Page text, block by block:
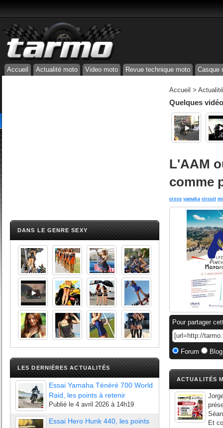
Accueil Actualité moto Video moto Revue technique moto Casque
DANS LE GENRE SEXY
LES DERNIÈRES ACTUALITÉS
Essai Yamaha Ténéré 700 World
Raid, les points à retenir
Publié le 4 avril 2026 à 14h19
Essai Hero Hunk 440, les points
Accueil >
Quelques
L'AAM
comme
cross yamaha circuit
Pour partager
Forum
ACTUALITÉS
Et